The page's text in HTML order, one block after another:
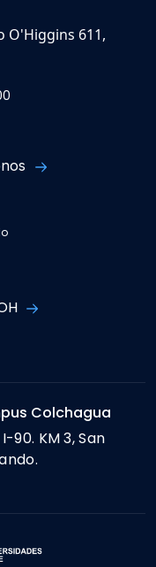
O'Higgins 611,
Colchagua
90. KM 3, San